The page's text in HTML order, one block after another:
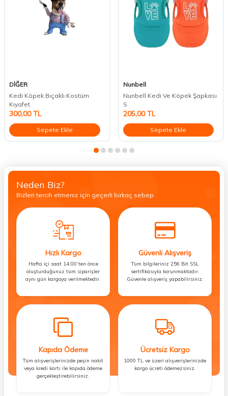
DİĞER
Kedi Köpek Bıçaklı Kostüm
Kıyafet
300,00TL
Sepete Ekle
Nunbell
Nunbell Kedi Ve Köpek Şapkası
S
205,00TL
Sepete Ekle
Neden Biz?
Bizleri tercih etmeniz için geçerli birkaç sebep.
Hızlı Kargo
Hafta içi saat 14:00’ten önce
oluşturduğunuz tüm siparişler
aynı gün kargoya verilmektedir.
Güvenli Alışveriş
Tüm bilgileriniz 256 Bit SSL
sertifikasıyla korunmaktadır.
Güvenle alışveriş yapabilirsiniz.
Kapıda Ödeme
Tüm alışverişlerinizde peşin nakit
veya kredi kartı ile kapıda ödeme
gerçekleştirebilirsiniz.
Ücretsiz Kargo
1000 TL ve üzeri alışverişlerinizde
kargo ücreti ödemezsiniz.